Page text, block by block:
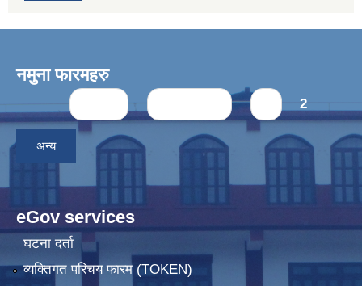
नमुना फारमहरु
Pages 2
अन्य
eGov services
घटना दर्ता
व्यक्तिगत परिचय फारम (TOKEN)